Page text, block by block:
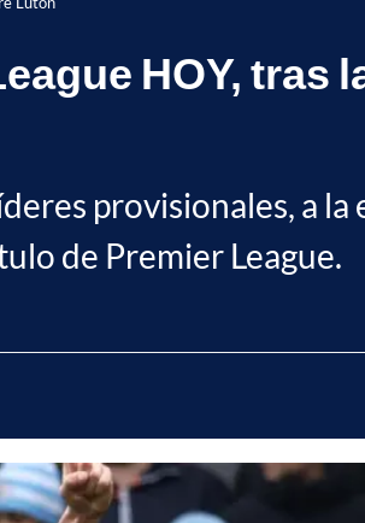
HOY, tras
provisionales, a la
de Premier League.